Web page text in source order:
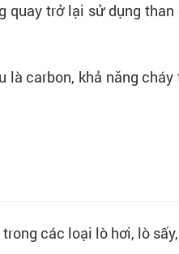
quay trở lại sử dụng
carbon, khả năng
các loại lò hơi, lò